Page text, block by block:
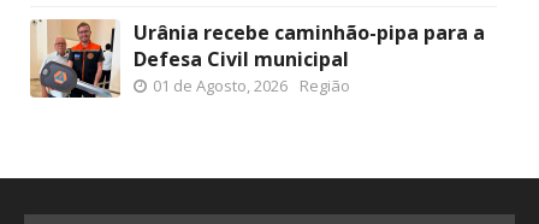
Urânia recebe caminhão-pipa para a
Defesa Civil municipal
01 de Agosto, 2026 Região